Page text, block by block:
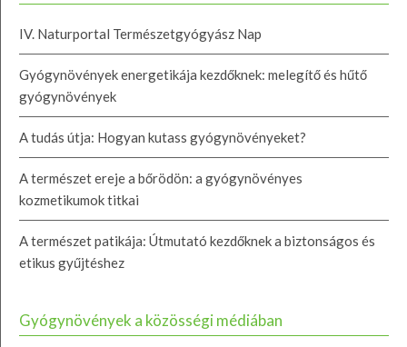
IV. Naturportal Természetgyógyász Nap
Gyógynövények energetikája kezdőknek: melegítő és hűtő
gyógynövények
A tudás útja: Hogyan kutass gyógynövényeket?
A természet ereje a bőrödön: a gyógynövényes
kozmetikumok titkai
A természet patikája: Útmutató kezdőknek a biztonságos és
etikus gyűjtéshez
Gyógynövények a közösségi médiában